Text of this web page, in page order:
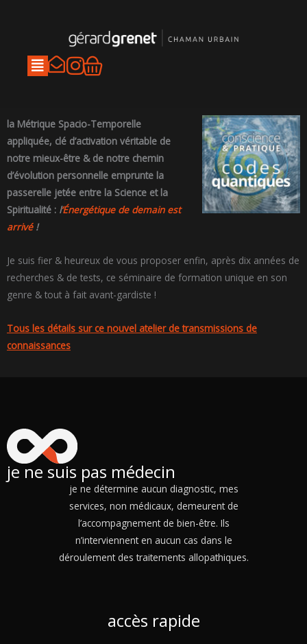
I
n
t
a
g
r
a
Panier
la Métrique Spacio-Temporelle
appliquée, clé d’activation véritable de
notre mieux-être & de notre chemin
d’évolution personnelle emprunte la
passerelle jetée entre la Science et la
Spiritualité : l‘Énergétique de demain est
arrivé!
Je suis fier & heureux de vous proposer enfin, après dix années de
recherches & de tests, ce séminaire de formation unique en son
genre & tout à fait avant-gardiste !
Tous les détails sur ce nouvel atelier de transmissions de
connaissances
je ne suis pas médecin
je ne détermine aucun diagnostic, mes
services, non médicaux, demeurent de
l’accompagnement de bien-être. Ils
n’interviennent en aucun cas dans le
déroulement des traitements allopathiques.
accès rapide